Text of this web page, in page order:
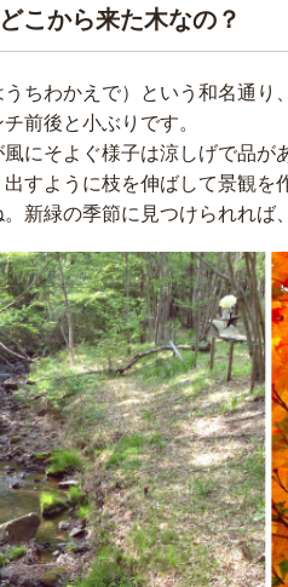
こから来た木なの？
うちわかえで）という和名通
前後と小ぶりです。
にそよぐ様子は涼しげで品が
すように枝を伸ばして景観
新緑の季節に見つけられれば